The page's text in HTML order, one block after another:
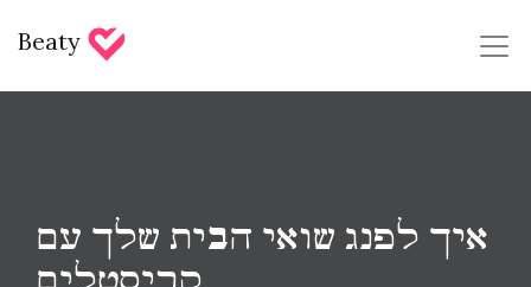
Beaty
איך לפנג שואי הבית שלך עם